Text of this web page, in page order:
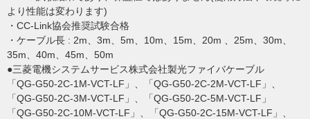
より性能は変わります)
・CC-Link協会推奨試験合格
・ケーブル長 : 2m、3m、5m、10m、15m、20m 、25m、30m、
35m、40m、45m、50m
●三菱電機システムサービス株式会社製光ファイバケーブル
「QG-G50-2C-1M-VCT-LF」、「QG-G50-2C-2M-VCT-LF」、
「QG-G50-2C-3M-VCT-LF」、「QG-G50-2C-5M-VCT-LF」
「QG-G50-2C-10M-VCT-LF」、「QG-G50-2C-15M-VCT-LF」、